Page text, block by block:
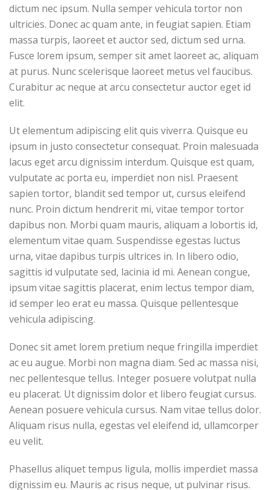
dictum nec ipsum. Nulla semper vehicula tortor non
ultricies. Donec ac quam ante, in feugiat sapien. Etiam
massa turpis, laoreet et auctor sed, dictum sed urna.
Fusce lorem ipsum, semper sit amet laoreet ac, aliquam
at purus. Nunc scelerisque laoreet metus vel faucibus.
Curabitur ac neque at arcu consectetur auctor eget id
elit.
Ut elementum adipiscing elit quis viverra. Quisque eu
ipsum in justo consectetur consequat. Proin malesuada
lacus eget arcu dignissim interdum. Quisque est quam,
vulputate ac porta eu, imperdiet non nisl. Praesent
sapien tortor, blandit sed tempor ut, cursus eleifend
nunc. Proin dictum hendrerit mi, vitae tempor tortor
dapibus non. Morbi quam mauris, aliquam a lobortis id,
elementum vitae quam. Suspendisse egestas luctus
urna, vitae dapibus turpis ultrices in. In libero odio,
sagittis id vulputate sed, lacinia id mi. Aenean congue,
ipsum vitae sagittis placerat, enim lectus tempor diam,
id semper leo erat eu massa. Quisque pellentesque
vehicula adipiscing.
Donec sit amet lorem pretium neque fringilla imperdiet
ac eu augue. Morbi non magna diam. Sed ac massa nisi,
nec pellentesque tellus. Integer posuere volutpat nulla
eu placerat. Ut dignissim dolor et libero feugiat cursus.
Aenean posuere vehicula cursus. Nam vitae tellus dolor.
Aliquam risus nulla, egestas vel eleifend id, ullamcorper
eu velit.
Phasellus aliquet tempus ligula, mollis imperdiet massa
dignissim eu. Mauris ac risus neque, ut pulvinar risus.